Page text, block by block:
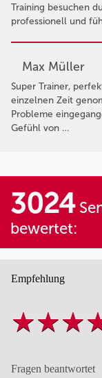
Training besuchen
professionell und
Max Müller
Super Trainer,
einzelnen Zeit
Probleme
Gefühl von …
3024
bewertet:
Empfehlung
Fragen beantwortet